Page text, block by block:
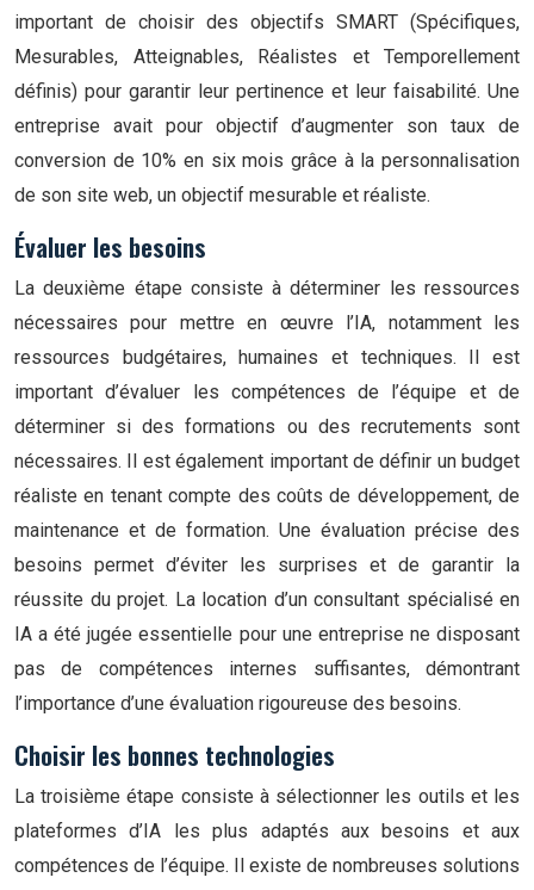
important de choisir des objectifs SMART (Spécifiques,
Mesurables, Atteignables, Réalistes et Temporellement
définis) pour garantir leur pertinence et leur faisabilité. Une
entreprise avait pour objectif d’augmenter son taux de
conversion de 10% en six mois grâce à la personnalisation
de son site web, un objectif mesurable et réaliste.
Évaluer les besoins
La deuxième étape consiste à déterminer les ressources
nécessaires pour mettre en œuvre l’IA, notamment les
ressources budgétaires, humaines et techniques. Il est
important d’évaluer les compétences de l’équipe et de
déterminer si des formations ou des recrutements sont
nécessaires. Il est également important de définir un budget
réaliste en tenant compte des coûts de développement, de
maintenance et de formation. Une évaluation précise des
besoins permet d’éviter les surprises et de garantir la
réussite du projet. La location d’un consultant spécialisé en
IA a été jugée essentielle pour une entreprise ne disposant
pas de compétences internes suffisantes, démontrant
l’importance d’une évaluation rigoureuse des besoins.
Choisir les bonnes technologies
La troisième étape consiste à sélectionner les outils et les
plateformes d’IA les plus adaptés aux besoins et aux
compétences de l’équipe. Il existe de nombreuses solutions